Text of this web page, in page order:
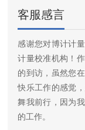
客服感言
感谢您对博计计
计量校准机构！
的到访，虽然您
快乐工作的感觉
舞我前行，因为
的工作。